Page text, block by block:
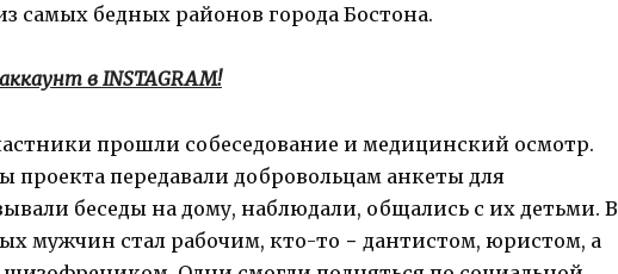
самых бедных районов города Бостона.
в INSTAGRAM!
прошли собеседование и медицинский осмотр.
проекта передавали добровольцам анкеты для
беседы на дому, наблюдали, общались с их детьми. В
мужчин стал рабочим, кто-то − дантистом, юристом, а